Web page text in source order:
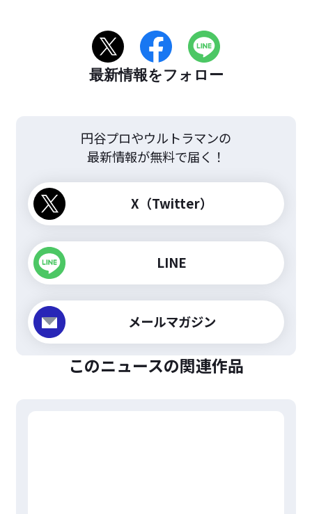
最新情報をフォロー
円谷プロやウルトラマンの
最新情報が無料で届く！
X（Twitter）
LINE
メールマガジン
このニュースの関連作品